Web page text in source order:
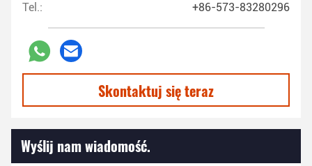
Tel.: +86-573-83280296
Skontaktuj się teraz
Wyślij nam wiadomość.